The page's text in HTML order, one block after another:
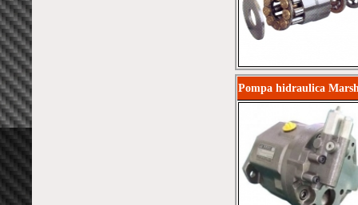
Pompa hidraulica